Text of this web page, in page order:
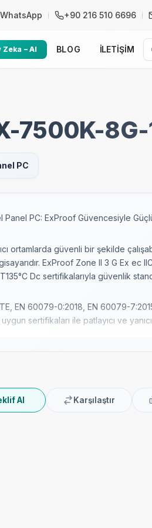
WhatsApp +90 216 510 6696
– AI BLOG İLETİŞİM
7500K-8G-
PC
Panel PC: ExProof Güvencesiyle
ortamlarda güvenli bir şekilde
ExProof Zone II 3 G Ex ec
Dc sertifikalarıyla güvenlik
EN 60079-0:2018, EN 60079-
sertifikaları ile patlayıcı ve
13. Nesil Core™ i7'ye kadar
eder.
ekran boyutları ve Full HD
geniş bir kullanım alanına sahiptir.
Al Karşılaştır